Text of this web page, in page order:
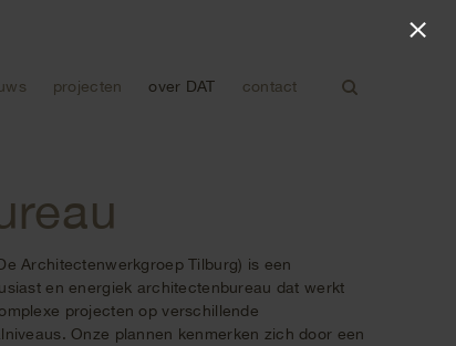
projecten over DAT contact
Architectenwerkgroep Tilburg) is een
en energiek architectenbureau dat werkt
projecten op verschillende
Onze plannen kenmerken zich door een
×